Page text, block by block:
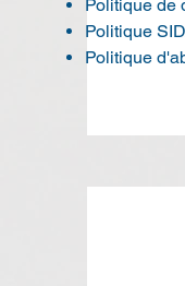
Politique de
Politique
Politique